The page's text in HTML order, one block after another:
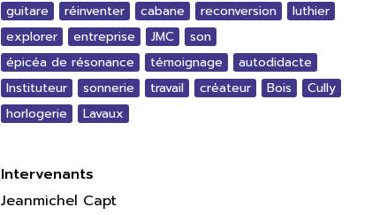
guitare réinventer cabane reconversion
luthier
explorer
entreprise JMC
son
épicéa de résonance
témoignage
autodidacte
Instituteur
sonnerie travail créateur Bois
Cully
horlogerie
Lavaux
Intervenants
Jeanmichel Capt